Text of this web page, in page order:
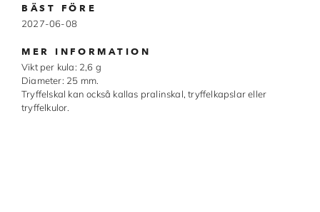
Chocovic
Malmö Chokladfabrik
Martellato
Matfer Bourgeat
BÄST FÖRE
2027-06-08
MER INFORMATION
Vikt per kula: 2,6 g
Diameter: 25 mm.
Tryffelskal kan också kallas pralinskal, tryffelkapslar eller
tryffelkulor.